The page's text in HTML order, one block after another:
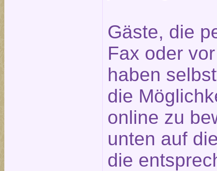
Gäste, die
Fax oder
haben
die
online zu
unten auf
die